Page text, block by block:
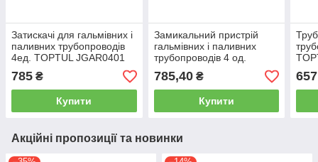
Затискачі для гальмівних і
паливних трубопроводів
4ед. TOPTUL JGAR0401
785 ₴
Купити
Замикальний пристрій
гальмівних і паливних
трубопроводів 4 од.
TOPTUL JGAR0401
785,40₴
Купити
657
Акційні пропозиції та новинки